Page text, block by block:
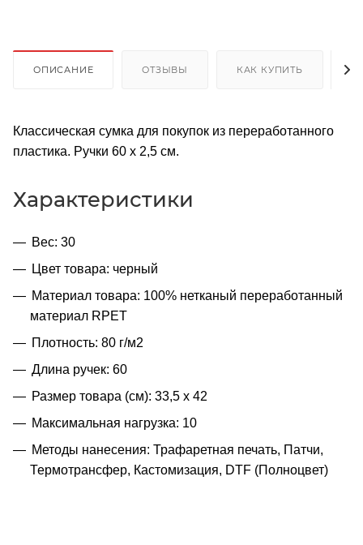
ОПИСАНИЕ ОТЗЫВЫ КАК КУПИТЬ
Классическая сумка для покупок из переработанного
пластика. Ручки 60 х 2,5 см.
Характеристики
Вес: 30
Цвет товара: черный
Материал товара: 100% нетканый переработанный
материал RPET
Плотность: 80 г/м2
Длина ручек: 60
Размер товара (см): 33,5 х 42
Максимальная нагрузка: 10
Методы нанесения: Трафаретная печать, Патчи,
Термотрансфер, Кастомизация, DTF (Полноцвет)